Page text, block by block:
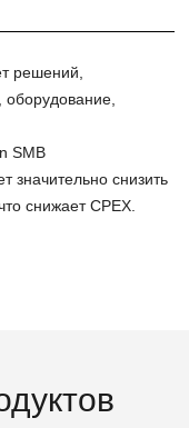
решений,
SMB
снизить
снижает CPEX.